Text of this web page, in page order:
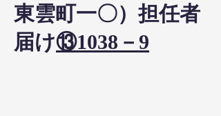
東雲町一〇）担任者
届け⑬1038－9